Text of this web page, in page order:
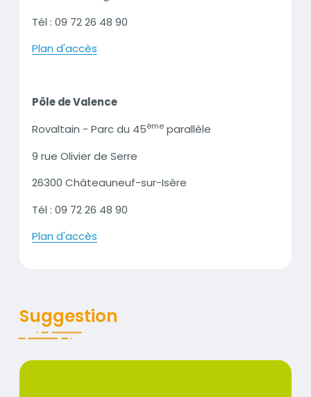
Tél : 09 72 26 48 90
Plan d'accès
Pôle de Valence
Rovaltain - Parc du 45ème parallèle
9 rue Olivier de Serre
26300 Châteauneuf-sur-Isère
Tél : 09 72 26 48 90
Plan d'accès
Suggestion
Parlons pollen #3 : L'ambroisie arrive !